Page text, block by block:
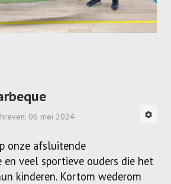
06 mei 2024
onze afsluitende
en veel sportieve ouders die het
kinderen. Kortom wederom